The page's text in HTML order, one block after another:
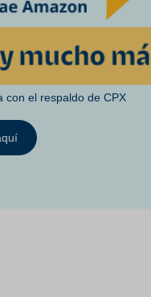
con el respaldo de CPX